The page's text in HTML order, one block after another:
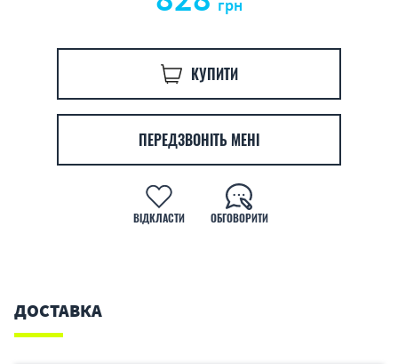
грн
КУПИТИ
ПЕРЕДЗВОНІТЬ МЕНІ
ВІДКЛАСТИ ОБГОВОРИТИ
ДОСТАВКА